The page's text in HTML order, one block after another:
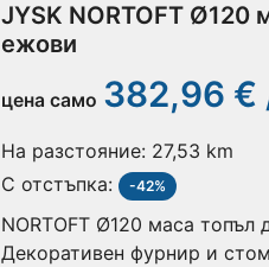
JYSK NORTOFT Ø120
ежови
цена само 382,96 €
На разстояние: 27,53 km
С отстъпка:
-42%
NORTOFT Ø120 маса
Декоративен фурнир и